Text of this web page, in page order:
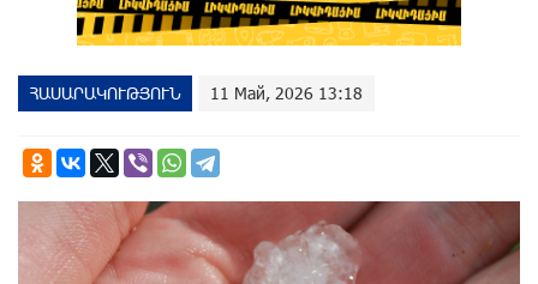
ՀԱՍԱՐԱԿՈՒԹՅՈՒՆ 11 Май, 2026 13:18